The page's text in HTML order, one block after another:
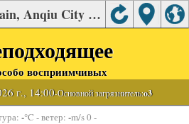
Anqiu Qingyun Mountain, Anqiu City качества воздуха.
восприимчивых
г., 14:00-Основной загрязнитель:o3
-°C - ветер: -m/s 0 -